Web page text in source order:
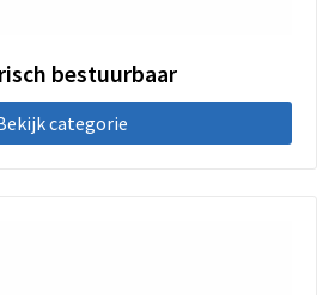
bestuurbaar
categorie